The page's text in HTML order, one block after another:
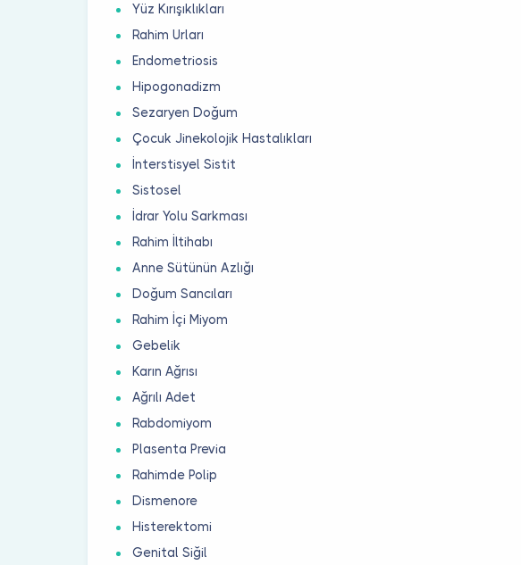
Yüz Kırışıklıkları
Rahim Urları
Endometriosis
Hipogonadizm
Sezaryen Doğum
Çocuk Jinekolojik Hastalıkları
İnterstisyel Sistit
Sistosel
İdrar Yolu Sarkması
Rahim İltihabı
Anne Sütünün Azlığı
Doğum Sancıları
Rahim İçi Miyom
Gebelik
Karın Ağrısı
Ağrılı Adet
Rabdomiyom
Plasenta Previa
Rahimde Polip
Dismenore
Histerektomi
Genital Siğil